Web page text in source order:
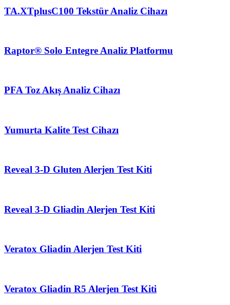
TA.XTplusC100 Tekstür Analiz Cihazı
Raptor® Solo Entegre Analiz Platformu
PFA Toz Akış Analiz Cihazı
Yumurta Kalite Test Cihazı
Reveal 3-D Gluten Alerjen Test Kiti
Reveal 3-D Gliadin Alerjen Test Kiti
Veratox Gliadin Alerjen Test Kiti
Veratox Gliadin R5 Alerjen Test Kiti